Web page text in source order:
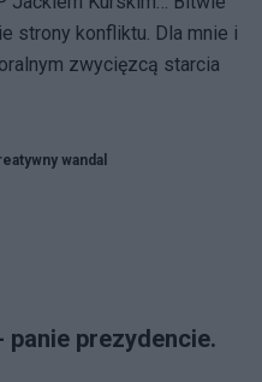
strony konfliktu. Dla mnie i
zwycięzcą starcia
wandal
prezydencie.